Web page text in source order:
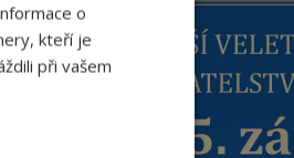
o
kteří je
při vašem